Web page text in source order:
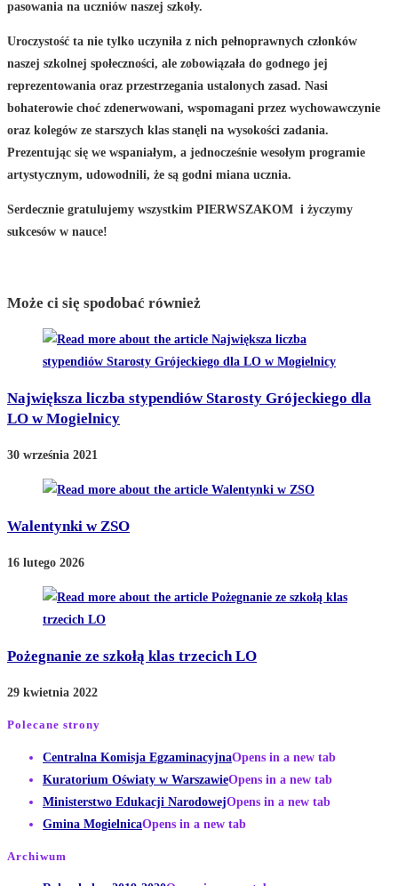
pasowania na uczniów naszej szkoły.
Uroczystość ta nie tylko uczyniła z nich pełnoprawnych członków
naszej szkolnej społeczności, ale zobowiązała do godnego jej
reprezentowania oraz przestrzegania ustalonych zasad. Nasi
bohaterowie choć zdenerwowani, wspomagani przez wychowawczynie
oraz kolegów ze starszych klas stanęli na wysokości zadania.
Prezentując się we wspaniałym, a jednocześnie wesołym programie
artystycznym, udowodnili, że są godni miana ucznia.
Serdecznie gratulujemy wszystkim PIERWSZAKOM i życzymy
sukcesów w nauce!
Może ci się spodobać również
Największa liczba stypendiów Starosty Grójeckiego dla
LO w Mogielnicy
30 września 2021
Walentynki w ZSO
16 lutego 2026
Pożegnanie ze szkołą klas trzecich LO
29 kwietnia 2022
Polecane strony
Centralna Komisja EgzaminacyjnaOpens in a new tab
Kuratorium Oświaty w WarszawieOpens in a new tab
Ministerstwo Edukacji NarodowejOpens in a new tab
Gmina MogielnicaOpens in a new tab
Archiwum